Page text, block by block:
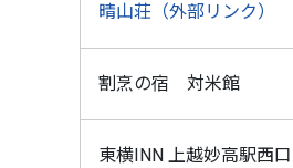
晴山荘（外部リンク）
割烹の宿 対米館
東横INN 上越妙高駅西口